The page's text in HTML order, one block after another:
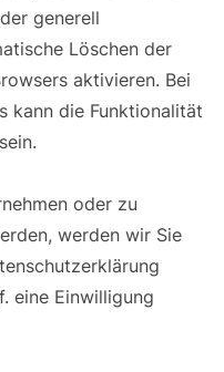
generell
Löschen der
aktivieren. Bei
kann die Funktionalität
oder zu
werden wir Sie
eine Einwilligung